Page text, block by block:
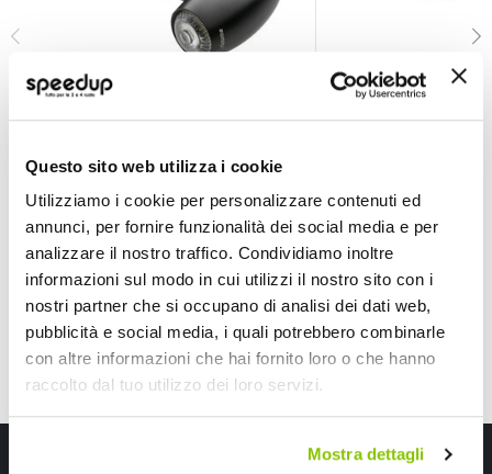
Questo sito web utilizza i cookie
Utilizziamo i cookie per personalizzare contenuti ed
annunci, per fornire funzionalità dei social media e per
analizzare il nostro traffico. Condividiamo inoltre
informazioni sul modo in cui utilizzi il nostro sito con i
nostri partner che si occupano di analisi dei dati web,
pubblicità e social media, i quali potrebbero combinarle
con altre informazioni che hai fornito loro o che hanno
raccolto dal tuo utilizzo dei loro servizi.
Mostra dettagli
Nero Diam.20,5 35x42,5mm
59,40 €
Spedizione gratuita!
59,40 €
CONSEGNA IN 48H
Iscriviti alla newsletter Speedup